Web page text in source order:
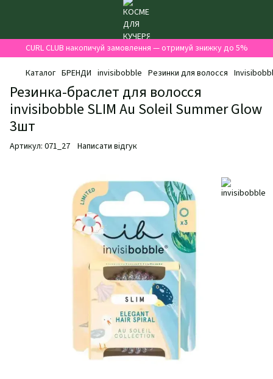
CURL CLUB накопичуй замовлення — отримуй знижку до 5%
Каталог БРЕНДИ invisibobble Резинки для волосся
Резинка-браслет для волосся
invisibobble SLIM Au Soleil Summer Glow
3шт
Артикул: 071_27 Написати відгук